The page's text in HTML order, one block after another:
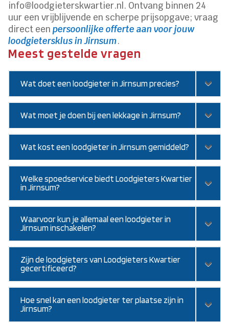
info@loodgieterskwartier.nl. Ontvang binnen 24
uur een vrijblijvende en scherpe prijsopgave; vraag
direct eenpersoonlijke offerte aan voor jouw
loodgietersklus in Jirnsum.
Meest gestelde vragen
Wat doet een loodgieter in Jirnsum precies?
Wat moet je doen bij een lekkage in Jirnsum?
Wat kost een loodgieter in Jirnsum gemiddeld?
Welke spoedservice biedt Loodgieters Kwartier
in Jirnsum?
Waarvoor kun je allemaal een loodgieter in
Jirnsum inschakelen?
Zijn de loodgieters van Loodgieters Kwartier
gecertificeerd?
Hoe snel kan een loodgieter ter plaatse zijn in
Jirnsum?